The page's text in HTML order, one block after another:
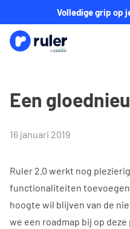
Volledige grip op
Een
16 januari 2019
Ruler 2.0 werkt nog
functionaliteiten
hoogte wil blijven van de
we een roadmap bij op deze